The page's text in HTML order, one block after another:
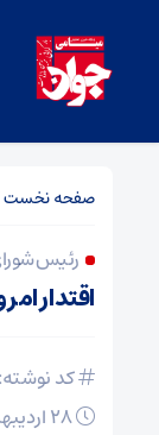
صفحه نخست
رئیس
اقتدار
کد نوشته: 4830